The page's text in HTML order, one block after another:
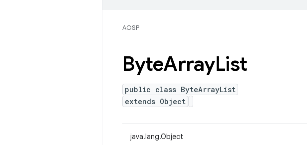
AOSP
ByteArrayList
public class ByteArrayList
extends Object
java.lang.Object